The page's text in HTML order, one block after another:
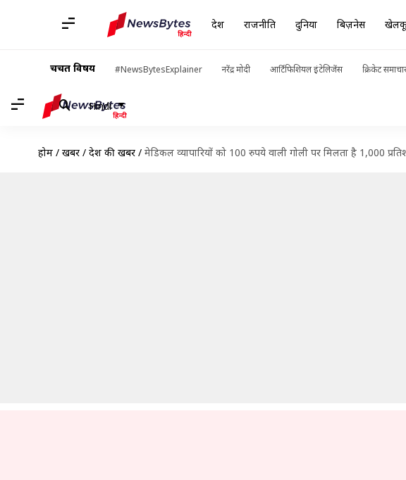
देश राजनीति दुनिया बिज़नेस
चर्चित विषय #NewsBytesExplainer नरेंद्र मोदी आर्टिफिशियल इंटेलिजेंस क्रिकेट
Hindi
होम / खबरें / देश की खबरें / मेडिकल व्यापारियों को 100 रुपये वाली गोली पर मिलता है 1,000